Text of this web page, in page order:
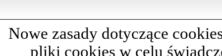
Nowe zasady dotyczące
pliki cookies w celu